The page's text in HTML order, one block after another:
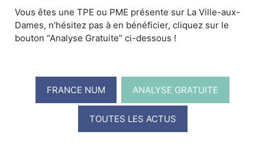
Vous êtes une TPE ou PME présente sur La Ville-aux-
Dames, n'hésitez pas à en bénéficier, cliquez sur le
bouton “Analyse Gratuite” ci-dessous !
FRANCE NUM ANALYSE GRATUITE
TOUTES LES ACTUS